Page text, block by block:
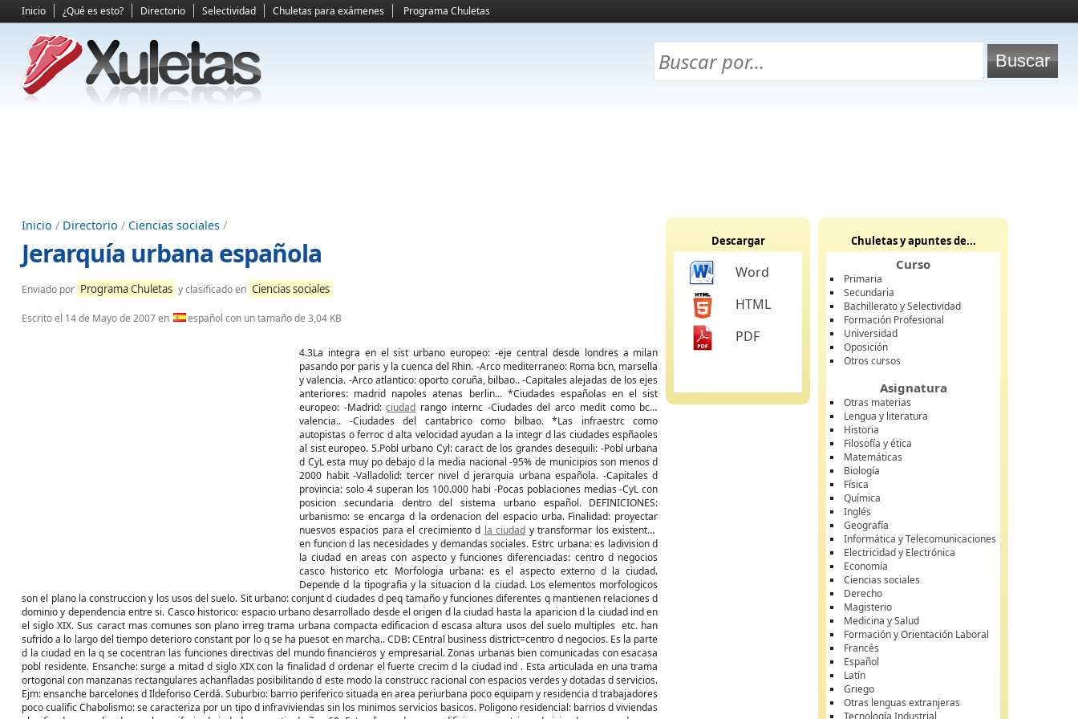
Inicio ¿Qué es esto? Directorio Selectividad Chuletas para exámenes Programa Chuletas
Inicio / Directorio / Ciencias sociales /
Jerarquía urbana española
Enviado por Programa Chuletas y clasificado en Ciencias sociales
Escrito el 14 de Mayo de 2007en español con un tamaño de 3,04 KB
4.3La integra en el sist urbano europeo: -eje central desde londres a milan
pasando por paris y la cuenca del Rhin. -Arco mediterraneo: Roma bcn, marsella
y valencia. -Arco atlantico: oporto coruña, bilbao.. -Capitales alejadas de los ejes
anteriores: madrid napoles atenas berlin... *Ciudades españolas en el sist
europeo: -Madrid:ciudad rango internc -Ciudades del arco medit como bcn,
valencia.. -Ciudades del cantabrico como bilbao. *Las infraestrc como
autopistas o ferroc d alta velocidad ayudan a la integr d las ciudades espñaoles
al sist europeo. 5.Pobl urbano Cyl: caract de los grandes desequili: -Pobl urbana
d CyL esta muy po debajo d la media nacional -95% de municipios son menos d
2000 habit -Valladolid: tercer nivel d jerarquia urbana española. -Capitales d
provincia: solo 4 superan los 100.000 habi -Pocas poblaciones medias -CyL con
posicion secundaria dentro del sistema urbano español. DEFINICIONES:
urbanismo: se encarga d la ordenacion del espacio urba. Finalidad: proyectar
nuesvos espacios para el crecimiento d la ciudad y transformar los existentes
en funcion d las necesidades y demandas sociales. Estrc urbana: es ladivision d
la ciudad en areas con aspecto y funciones diferenciadas: centro d negocios
casco historico etc Morfologia urbana: es el aspecto externo d la ciudad.
Depende d la tipografia y la situacion d la ciudad. Los elementos morfologicos
son el plano la construccion y los usos del suelo. Sit urbano: conjunt d ciudades d peq tamaño y funciones diferentes q mantienen relaciones d
dominio y dependencia entre si. Casco historico: espacio urbano desarrollado desde el origen d la ciudad hasta la aparicion d la ciudad ind en
el siglo XIX. Sus caract mas comunes son plano irreg trama urbana compacta edificacion d escasa altura usos del suelo multiples etc. han
sufrido a lo largo del tiempo deterioro constant por lo q se ha puesot en marcha.. CDB: CEntral business district=centro d negocios. Es la parte
d la ciudad en la q se cocentran las funciones directivas del mundo financieros y empresarial. Zonas urbanas bien comunicadas con esacasa
pobl residente. Ensanche: surge a mitad d siglo XIX con la finalidad d ordenar el fuerte crecim d la ciudad ind . Esta articulada en una trama
ortogonal con manzanas rectangulares achanfladas posibilitando d este modo la construcc racional con espacios verdes y dotadas d servicios.
Ejm: ensanche barcelones d Ildefonso Cerdá. Suburbio: barrio periferico situada en area periurbana poco equipam y residencia d trabajadores
poco cualific Chabolismo: se caracteriza por un tipo d infraviviendas sin los minimos servicios basicos. Poligono residencial: barrios d viviendas
Descargar
Word
HTML
PDF
Chuletas y apuntes de...
Curso
Primaria
Secundaria
Bachillerato y Selectividad
Formación Profesional
Universidad
Oposición
Otros cursos
Asignatura
Otras materias
Lengua y literatura
Historia
Filosofía y ética
Matemáticas
Biología
Física
Química
Inglés
Geografía
Informática y Telecomunicaciones
Electricidad y Electrónica
Economía
Ciencias sociales
Derecho
Magisterio
Medicina y Salud
Formación y Orientación Laboral
Francés
Español
Latín
Griego
Otras lenguas extranjeras
Tecnología Industrial